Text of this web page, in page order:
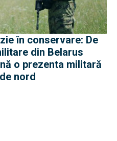
în conservare: De
din Belarus
o prezenta militară
nord